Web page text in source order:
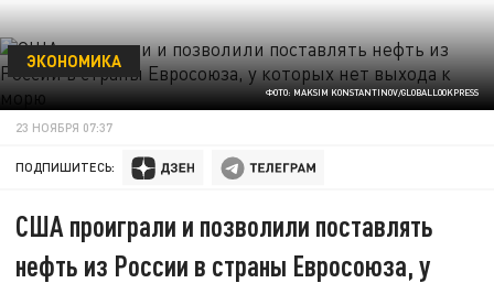
ФОТО: MAKSIM KONSTANTINOV/GLOBALLOOKPRESS
ЭКОНОМИКА
23 НОЯБРЯ 07:37
ПОДПИШИТЕСЬ:
США проиграли и позволили поставлять
нефть из России в страны Евросоюза, у